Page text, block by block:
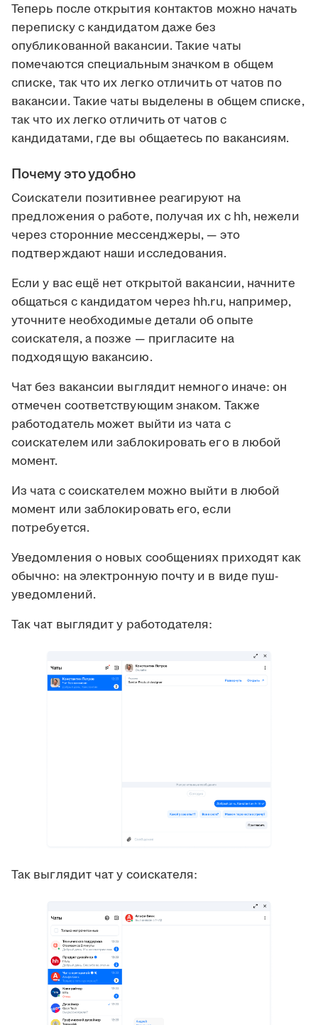
Теперь после открытия контактов можно начать
переписку с кандидатом даже без
опубликованной вакансии. Такие чаты
помечаются специальным значком в общем
списке, так что их легко отличить от чатов по
вакансии. Такие чаты выделены в общем списке,
так что их легко отличить от чатов с
кандидатами, где вы общаетесь по вакансиям.
Почему это удобно
Соискатели позитивнее реагируют на
предложения о работе, получая их с hh, нежели
через сторонние мессенджеры, — это
подтверждают наши исследования.
Если у вас ещё нет открытой вакансии, начните
общаться с кандидатом через hh.ru, например,
уточните необходимые детали об опыте
соискателя, а позже — пригласите на
подходящую вакансию.
Чат без вакансии выглядит немного иначе: он
отмечен соответствующим знаком. Также
работодатель может выйти из чата с
соискателем или заблокировать его в любой
момент.
Из чата с соискателем можно выйти в любой
момент или заблокировать его, если
потребуется.
Уведомления о новых сообщениях приходят как
обычно: на электронную почту и в виде пуш-
уведомлений.
Так чат выглядит у работодателя:
Так выглядит чат у соискателя: